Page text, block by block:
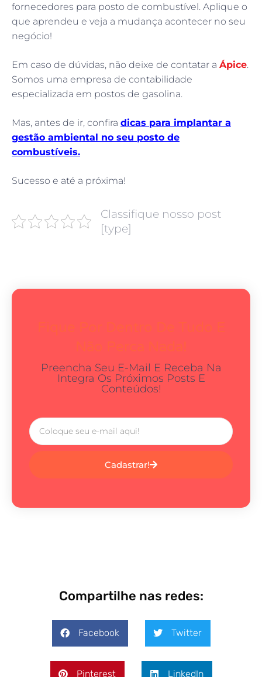
fornecedores para posto de combustível. Aplique o
que aprendeu e veja a mudança acontecer no seu
negócio!
Em caso de dúvidas, não deixe de contatar a Ápice.
Somos uma empresa de contabilidade
especializada em postos de gasolina.
Mas, antes de ir, confira dicas para implantar a
gestão ambiental no seu posto de
combustíveis.
Sucesso e até a próxima!
Classifique nosso post
[type]
Preencha Seu E-Mail E Receba Na
Integra Os Próximos Posts E
Conteúdos!
Cadastrar!
Compartilhe nas redes:
Facebook Twitter
Pinterest LinkedIn